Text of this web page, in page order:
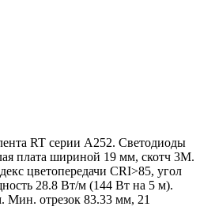
RT серии A252. Светодиоды
плата шириной 19 мм, скотч 3М.
цветопередачи CRI>85, угол
28.8 Вт/м (144 Вт на 5 м).
Мин. отрезок 83.33 мм, 21